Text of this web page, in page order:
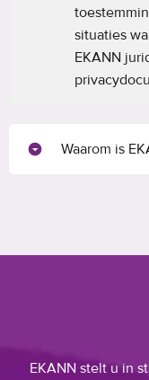
situaties
EKANN
Waarom is
EKANN stelt u in